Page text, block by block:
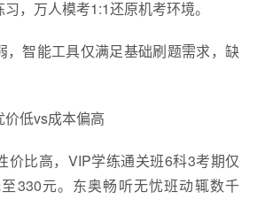
，万人模考1:1还原机考环境。
，智能工具仅满足基础刷题需求，缺
价低vs成本偏高
价比高，VIP学练通关班6科3考期仅
330元。东奥畅听无忧班动辄数千